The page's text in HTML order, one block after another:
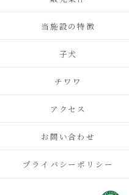
当施設の特徴
子犬
チワワ
アクセス
お問い合わせ
プライバシーポリシー